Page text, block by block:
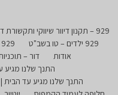
929 – תקנון דיוור שיווקי ותקשורת דיגיטלית
929 ילדים – טו בשב"ט
929 תנך – דף הבית
אודות
דור –
התנך שלנו מגיע
התנך שלנו מגיע עד הבית